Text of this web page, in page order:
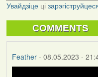
Увайдзіцеці
COMMENTS
Feather- 08.05.2023 -